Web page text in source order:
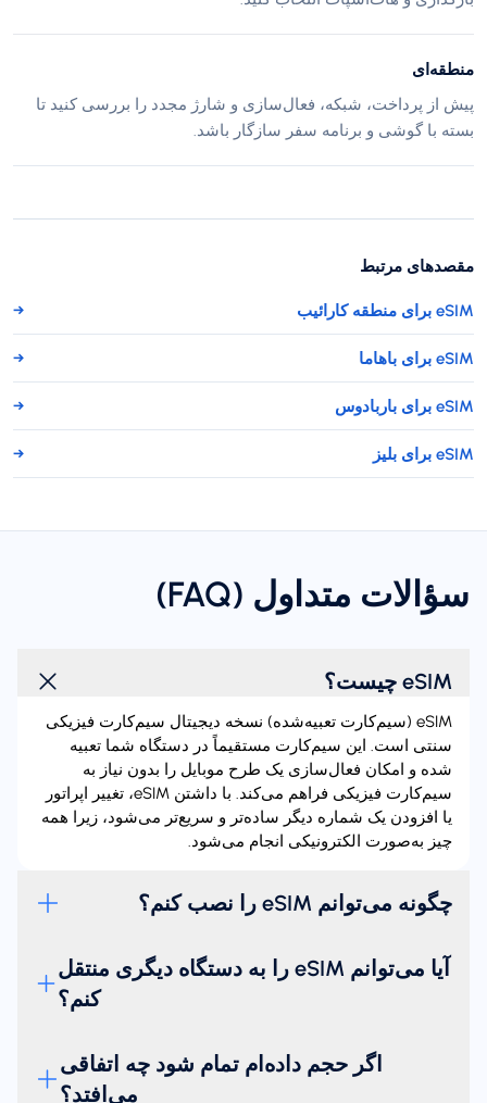
منطقه‌ای
پیش از پرداخت، شبکه، فعال‌سازی و شارژ مجدد را بررسی کنید تا
بسته با گوشی و برنامه سفر سازگار باشد.
مقصدهای مرتبط
eSIM برای منطقه کارائیب →
eSIM برای باهاما →
eSIM برای باربادوس →
eSIM برای بلیز →
سؤالات متداول (FAQ)
eSIM چیست؟
eSIM (سیم‌کارت تعبیه‌شده) نسخه دیجیتال سیم‌کارت فیزیکی
سنتی است. این سیم‌کارت مستقیماً در دستگاه شما تعبیه
شده و امکان فعال‌سازی یک طرح موبایل را بدون نیاز به
سیم‌کارت فیزیکی فراهم می‌کند. با داشتن eSIM، تغییر اپراتور
یا افزودن یک شماره دیگر ساده‌تر و سریع‌تر می‌شود، زیرا همه
چیز به‌صورت الکترونیکی انجام می‌شود.
چگونه می‌توانم eSIM را نصب کنم؟
آیا می‌توانم eSIM را به دستگاه دیگری منتقل
کنم؟
اگر حجم داده‌ام تمام شود چه اتفاقی
می‌افتد؟